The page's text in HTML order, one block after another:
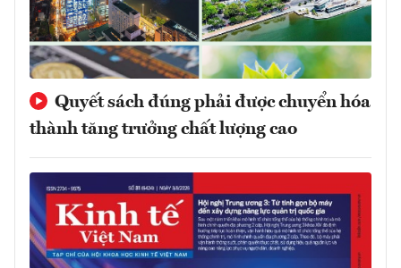
Quyết sách đúng phải được chuyển hóa
thành tăng trưởng chất lượng cao